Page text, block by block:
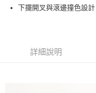
貨到付款
下擺開叉與滾邊撞色設計
詳細說明